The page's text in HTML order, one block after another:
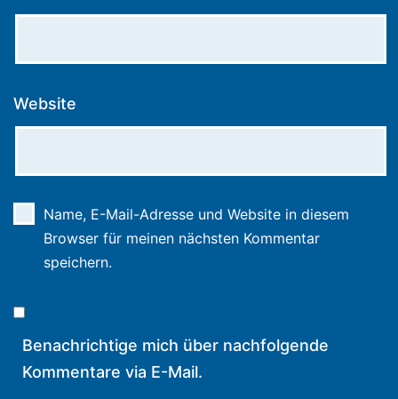
Website
Name, E-Mail-Adresse und Website in diesem
Browser für meinen nächsten Kommentar
speichern.
Benachrichtige mich über nachfolgende
Kommentare via E-Mail.